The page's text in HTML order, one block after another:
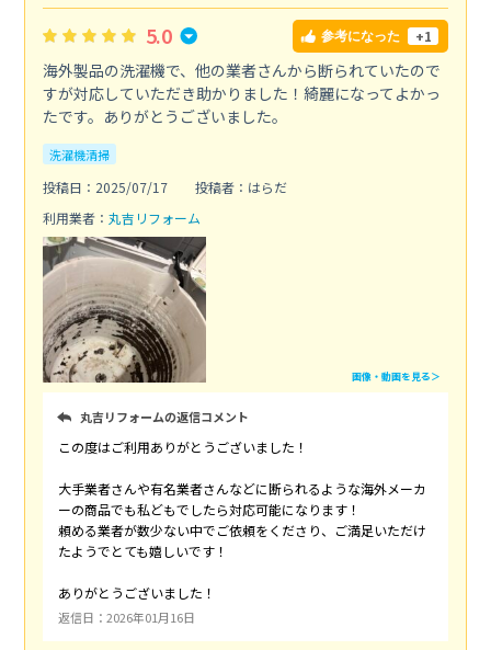
5.0 参考になった +1
海外製品の洗濯機で、他の業者さんから断られていたので
すが対応していただき助かりました！綺麗になってよかっ
たです。ありがとうございました。
洗濯機清掃
投稿日：2025/07/17
投稿者：はらだ
利用業者： 丸吉リフォーム
画像・動画を見る＞
丸吉リフォームの返信コメント
この度はご利用ありがとうございました！
大手業者さんや有名業者さんなどに断られるような海外メーカ
ーの商品でも私どもでしたら対応可能になります！
頼める業者が数少ない中でご依頼をくださり、ご満足いただけ
たようでとても嬉しいです！
ありがとうございました！
返信日：2026年01月16日